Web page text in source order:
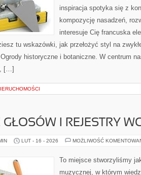
inspiracja spotyka się z
kompozycję nasadzeń,
interesuje Cię francuska
tu wskazówki, jak przełożyć styl na
historyczne i botaniczne. W centrum
[…]
GŁOSÓW I REJESTRY
LUT - 16 - 2026 MOŻLIWOŚĆ
To miejsce stworzyliśmy
muzycznej, w którym